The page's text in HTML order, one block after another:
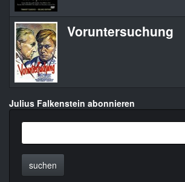
Voruntersuchung
Julius Falkenstein abonnieren
suchen